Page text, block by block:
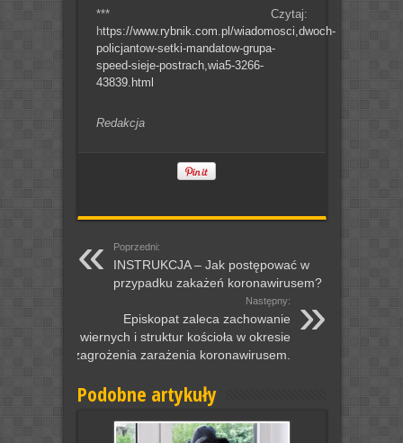
*** Czytaj:
https://www.rybnik.com.pl/wiadomosci,dwoch-
policjantow-setki-mandatow-grupa-
speed-sieje-postrach,wia5-3266-
43839.html
Redakcja
Poprzedni:
INSTRUKCJA – Jak postępować w
przypadku zakażeń koronawirusem?
Następny:
Episkopat zaleca zachowanie
wiernych i struktur kościoła w okresie
zagrożenia zarażenia koronawirusem.
Podobne artykuły